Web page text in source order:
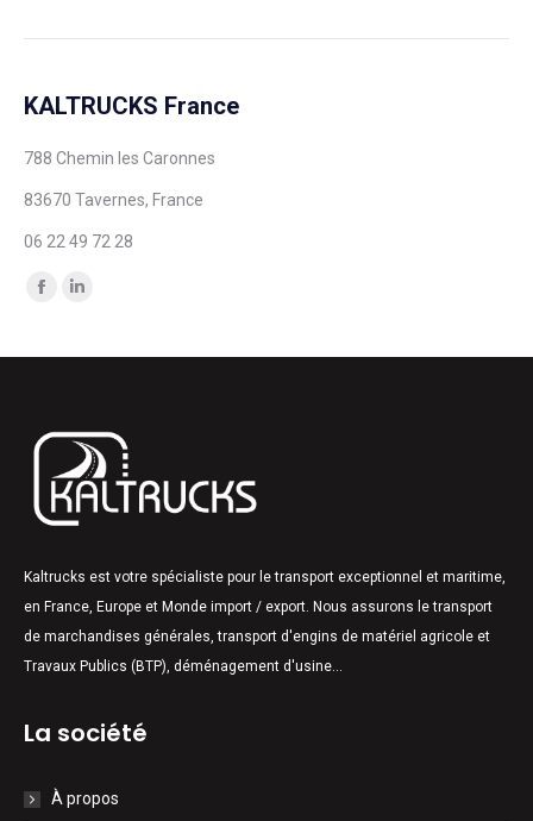
KALTRUCKS France
788 Chemin les Caronnes
83670 Tavernes, France
06 22 49 72 28
Trouvez nous sur :
Kaltrucks est votre spécialiste pour le transport exceptionnel et maritime,
en France, Europe et Monde import / export. Nous assurons le transport
de marchandises générales, transport d'engins de matériel agricole et
Travaux Publics (BTP), déménagement d'usine...
La société
À propos